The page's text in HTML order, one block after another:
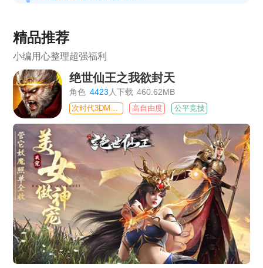
精品推荐
小编用心整理超强福利
绝世仙王之我欲封天
角色 4423人下载 460.62MB
高自由度 公平竞技